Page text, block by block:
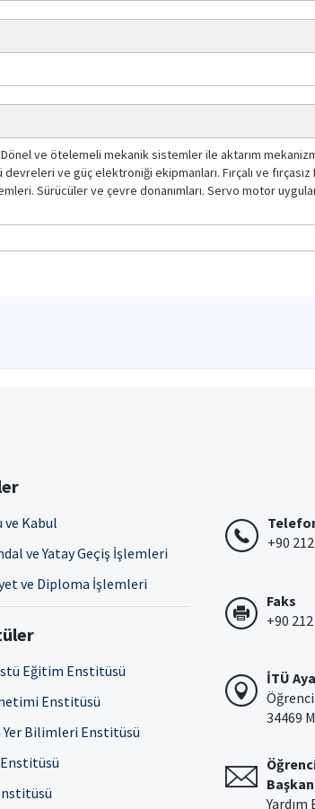
Dönel ve ötelemeli mekanik sistemler ile aktarım
ve güç elektroniği ekipmanları. Fırçalı ve fırçasız
Sürücüler ve çevre donanımları. Servo motor
ve Kabul
ve Yatay Geçiş İşlemleri
ve Diploma İşlemleri
Eğitim Enstitüsü
Enstitüsü
Yer Bilimleri Enstitüsü
+90
Faks
+90
İTÜ
34469